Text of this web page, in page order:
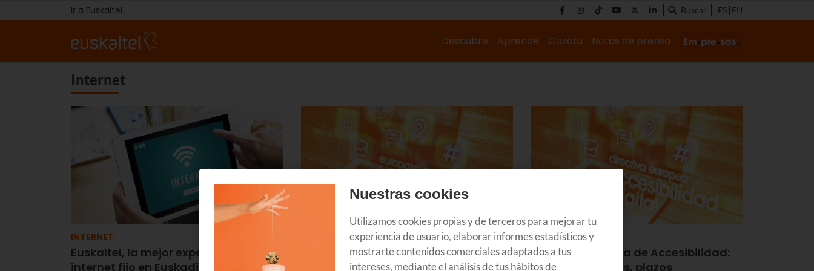
Ir a Euskaltel Buscar ES EU
Descubre Aprende Gozatu Notas de prensa
Internet
INTERNET
Euskaltel, la mejor experiencia de
internet fijo en Euskadi y Navarra en
Irisgarritasunari buruzko Europako
zuzentaraua: gakoak, eskakizunak
TECNOLOGÍA
Directiva Europea de Accesibilidad:
claves, requisitos, plazos
Nuestras cookies
Utilizamos cookies propias y de terceros para mejorar tu
experiencia de usuario, elaborar informes estadísticos y
mostrarte contenidos comerciales adaptados a tus
intereses, mediante el análisis de tus hábitos de